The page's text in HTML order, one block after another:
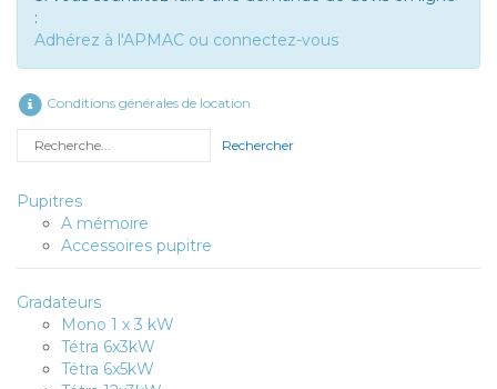
:
Adhérez à l'APMAC ou connectez-vous
Conditions générales de location
Rechercher
Pupitres
A mémoire
Accessoires pupitre
Gradateurs
Mono 1 x 3 kW
Tétra 6x3kW
Tétra 6x5kW